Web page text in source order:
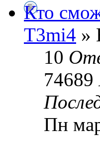
Кто
T3mi4 »
10
74689
Пн